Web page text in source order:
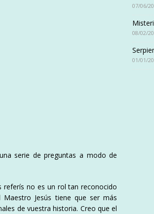
serie de preguntas a modo de
referís no es un rol tan reconocido
Jesús tiene que ser más
de vuestra historia. Creo que el
07/06/
08/02/
01/01/